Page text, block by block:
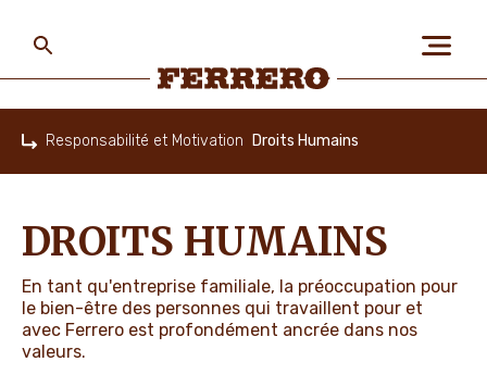
A PROPOS DE NOUS
PLANÈTE ET POPULATIONS
NOS MARQUES
main
content
Responsabilité et Motivation Droits Humains
DROITS HUMAINS
En tant qu'entreprise familiale, la préoccupation pour
le bien-être des personnes qui travaillent pour et
avec Ferrero est profondément ancrée dans nos
valeurs.